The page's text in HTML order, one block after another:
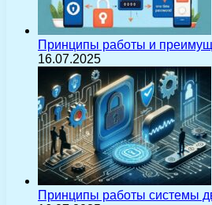
Принципы работы и
16.07.2025
Принципы работы системы